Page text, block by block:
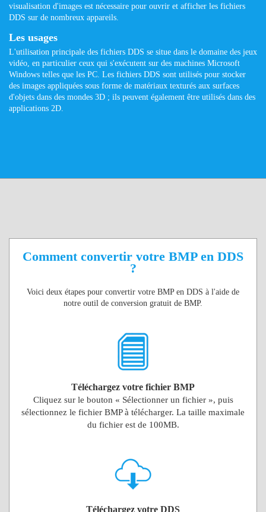
visualisation d'images est nécessaire pour ouvrir et afficher les fichiers
DDS sur de nombreux appareils.
Les usages
L'utilisation principale des fichiers DDS se situe dans le domaine des jeux
vidéo, en particulier ceux qui s'exécutent sur des machines Microsoft
Windows telles que les PC. Les fichiers DDS sont utilisés pour stocker
des images appliquées sous forme de matériaux texturés aux surfaces
d'objets dans des mondes 3D ; ils peuvent également être utilisés dans des
applications 2D.
Comment convertir votre BMP en DDS
?
Voici deux étapes pour convertir votre BMP en DDS à l'aide de
notre outil de conversion gratuit de BMP.
Téléchargez votre fichier BMP
Cliquez sur le bouton « Sélectionner un fichier », puis
sélectionnez le fichier BMP à télécharger. La taille maximale
du fichier est de 100MB.
Téléchargez votre DDS